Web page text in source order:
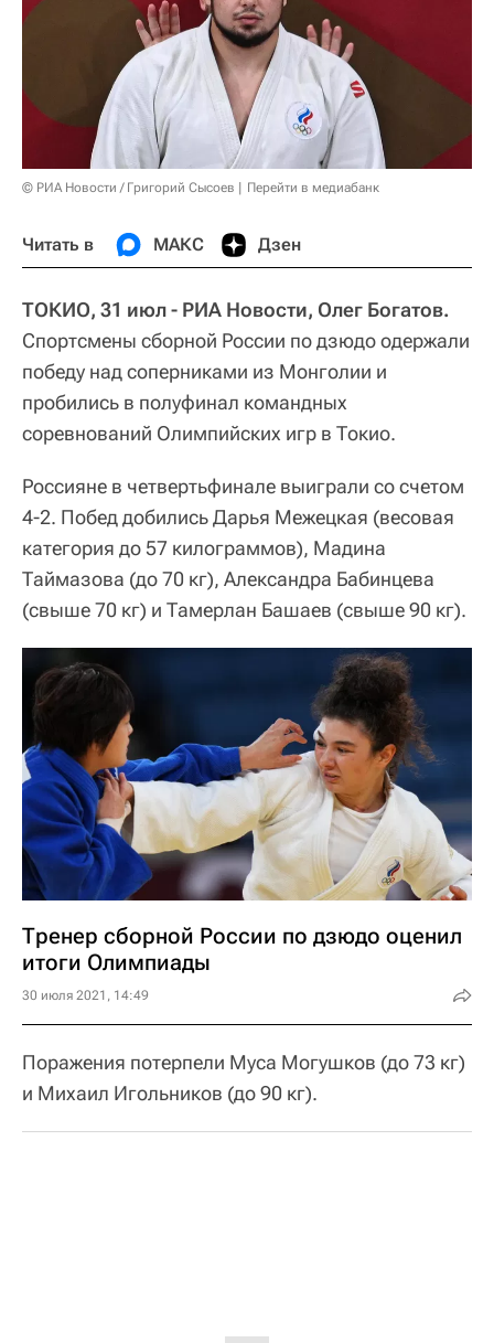
© РИА Новости / Григорий Сысоев Перейти в медиабанк
Читать в МАКС Дзен
ТОКИО, 31 июл - РИА Новости, Олег Богатов.
Спортсмены сборной России по дзюдо одержали
победу над соперниками из Монголии и
пробились в полуфинал командных
соревнований Олимпийских игр в Токио.
Россияне в четвертьфинале выиграли со счетом
4-2. Побед добились Дарья Межецкая (весовая
категория до 57 килограммов), Мадина
Таймазова (до 70 кг), Александра Бабинцева
(свыше 70 кг) и Тамерлан Башаев (свыше 90 кг).
Тренер сборной России по дзюдо оценил
итоги Олимпиады
30 июля 2021, 14:49
Поражения потерпели Муса Могушков (до 73 кг)
и Михаил Игольников (до 90 кг).